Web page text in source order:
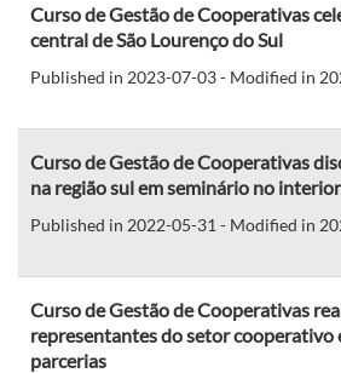
Curso de Gestão de Cooperativas
central de São Lourenço do Sul
Published in 2023-07-03 - Modified in
Curso de Gestão de Cooperativas
na região sul em seminário no interior
Published in 2022-05-31 - Modified in
Curso de Gestão de Cooperativas
representantes do setor cooperativo
parcerias